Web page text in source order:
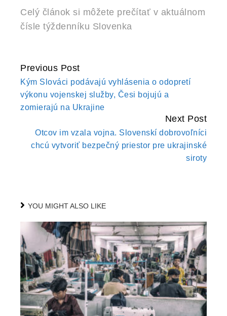
Celý článok si môžete prečítať v aktuálnom
čísle týždenníku Slovenka
CONTINUE
READING
Previous Post
Kým Slováci podávajú vyhlásenia o odopretí
výkonu vojenskej služby, Česi bojujú a
zomierajú na Ukrajine
Next Post
Otcov im vzala vojna. Slovenskí dobrovoľníci
chcú vytvoriť bezpečný priestor pre ukrajinské
siroty
YOU MIGHT ALSO LIKE